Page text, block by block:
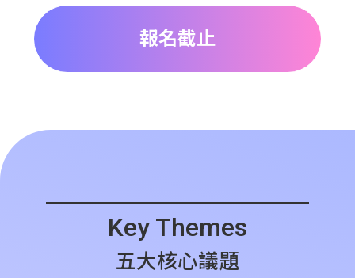
報名截止
Key Themes
五大核心議題